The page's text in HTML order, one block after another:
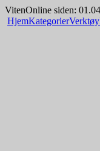
VitenOnline siden:
HjemKategorierVerktøy